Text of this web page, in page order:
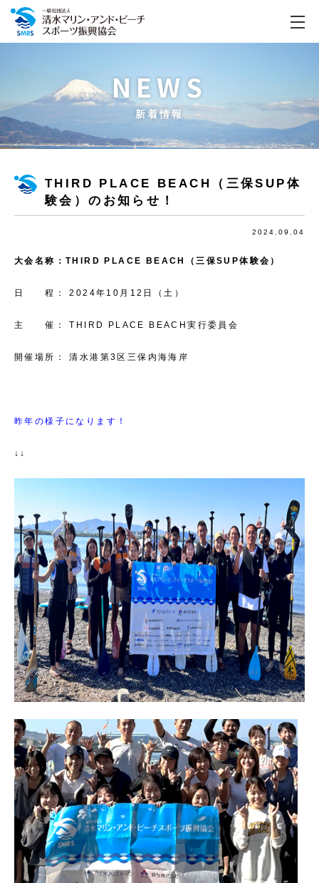
NEWS
新着情報
THIRD PLACE BEACH（三保SUP体
験会）のお知らせ！
2024.09.04
大会名称： THIRD PLACE BEACH （三保SUP体験会）
日 程： 2024年10月12日（土）
主 催： THIRD PLACE BEACH実行委員会
開催場所： 清水港第3区三保内海海岸
昨年の様子になります！
↓↓